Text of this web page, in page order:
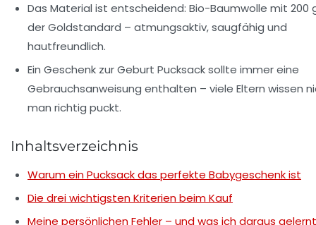
Das Material ist entscheidend: Bio-Baumwolle mit 200
der Goldstandard – atmungsaktiv, saugfähig und
hautfreundlich.
Ein Geschenk zur Geburt Pucksack sollte immer eine
Gebrauchsanweisung enthalten – viele Eltern wissen
man richtig puckt.
Inhaltsverzeichnis
Warum ein Pucksack das perfekte Babygeschenk ist
Die drei wichtigsten Kriterien beim Kauf
Meine persönlichen Fehler – und was ich daraus